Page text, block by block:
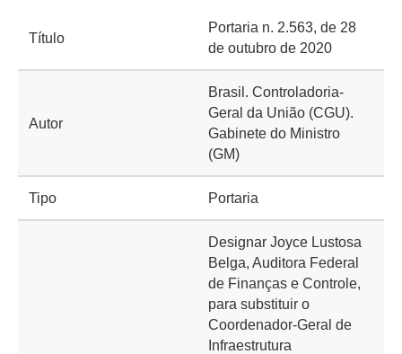
Título
Portaria n. 2.563, de 28
de outubro de 2020
Autor
Brasil. Controladoria-
Geral da União (CGU).
Gabinete do Ministro
(GM)
Tipo Portaria
Designar Joyce Lustosa
Belga​, Auditora Federal
de Finanças e Controle,
para substituir o
Coordenador-Geral de
Infraestrutura